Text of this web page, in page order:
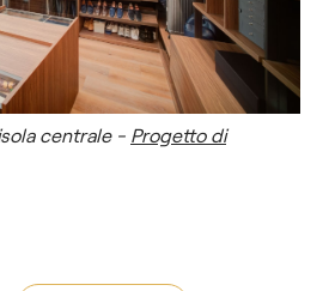
centrale - Progetto di